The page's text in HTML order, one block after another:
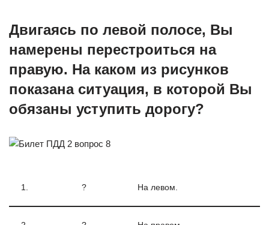
Двигаясь по левой полосе, Вы
намерены перестроиться на
правую. На каком из рисунков
показана ситуация, в которой Вы
обязаны уступить дорогу?
1. ? На левом.